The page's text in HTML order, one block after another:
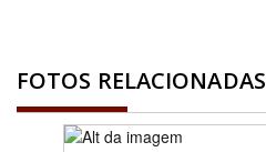
FOTOS RELACIONADAS